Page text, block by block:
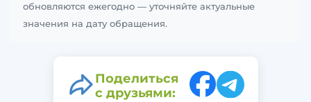
обновляются ежегодно — уточняйте актуальные
значения на дату обращения.
Поделиться
с друзьями: